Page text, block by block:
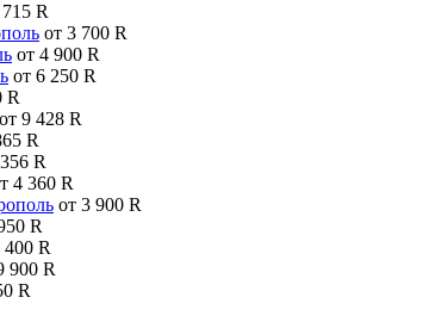
R
от 3 700 R
от 4 900 R
от 6 250 R
R
от 9 428 R
R
R
4 360 R
от 3 900 R
R
400 R
900 R
R